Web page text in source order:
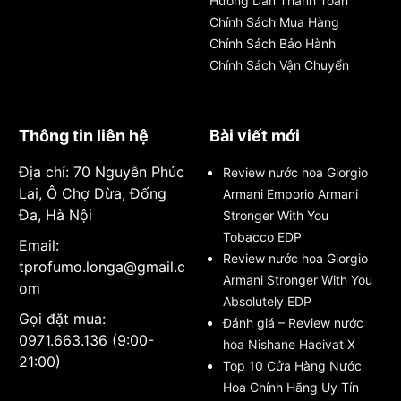
bảng thành phần trái cây tươi mát và trẻ trung hơn.
Người đại diện hình ảnh không ai khác là hai ngôi sao
Liv Tyler và Justin Timberlake. Vào năm 2005, sản
đẹp tinh túy và tự nhiên từ các loài hoa quý hiếm.
Thương hiệu nước hoa Givenchy Perfumes không
ngừng khai thác những chất liệu độc đáo để đem
đến cho khách hàng nhiều trải nghiệm bất ngờ và
tuyệt vời. Gắn liền với thời trang cao cấp, từng chai
nước hoa đều giúp người dùng thể hiện cá tính riêng
biệt với nguồn năng lượng tích cực lan tỏa rộng khắp
bầu không gian. Mùi hương nước hoa Givenchy có
khả năng thúc đẩy những cảm xúc sâu lắng và gợi
nhắc về những kỷ niệm đẹp. Hương thơm làm say
đắm tất cả những ai đứng gần họ.
Không chỉ mở ra mùi hương thơm ngào ngạt, nước
Chính Sách Mua Hàng
Chính Sách Bảo Hành
Chính Sách Vận Chuyển
Thông tin liên hệ
Địa chỉ: 70 Nguyễn Phúc
Lai, Ô Chợ Dừa, Đống
Đa, Hà Nội
Email:
tprofumo.longa@gmail.c
om
Gọi đặt mua:
0971.663.136 (9:00-
21:00)
Bài viết mới
Review nước hoa Giorgio
Armani Emporio Armani
Stronger With You
Tobacco EDP
Review nước hoa Giorgio
Armani Stronger With You
Absolutely EDP
Đánh giá – Review nước
hoa Nishane Hacivat X
Top 10 Cửa Hàng Nước
Hoa Chính Hãng Uy Tín